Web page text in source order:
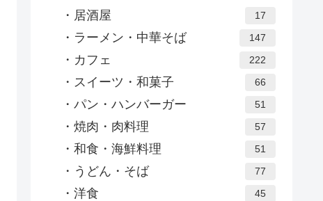
居酒屋 17
ラーメン・中華そば 147
カフェ 222
スイーツ・和菓子 66
パン・ハンバーガー 51
焼肉・肉料理 57
和食・海鮮料理 51
うどん・そば 77
洋食 45